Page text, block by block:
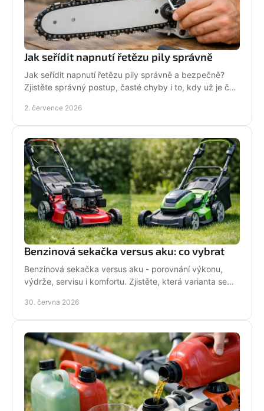
Jak seřídit napnutí řetězu pily správně
Jak seřídit napnutí řetězu pily správně a bezpečně?
Zjistěte správný postup, časté chyby i to, kdy už je čas
2. července 2026
Benzinová sekačka versus aku: co vybrat
Benzinová sekačka versus aku - porovnání výkonu,
výdrže, servisu i komfortu. Zjistěte, která varianta se
30. června 2026